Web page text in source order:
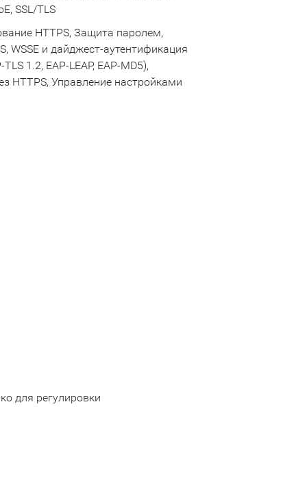
SSL/TLS
HTTPS, Защита паролем,
WSSE и дайджест-аутентификация
1.2, EAP-LEAP, EAP-MD5),
HTTPS, Управление настройками
для регулировки